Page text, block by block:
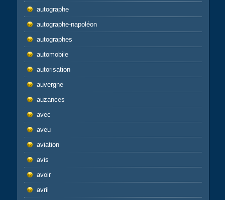
autographe
autographe-napoléon
autographes
automobile
autorisation
auvergne
auzances
avec
aveu
aviation
avis
avoir
avril